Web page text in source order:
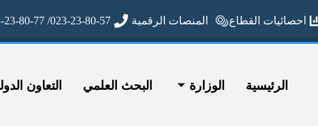
احصائيات القطاع المنصات الرقمية 023-23-80-57/ 023-23-80-77
الرئيسية الوزارة البحث العلمي التعاون الدولي